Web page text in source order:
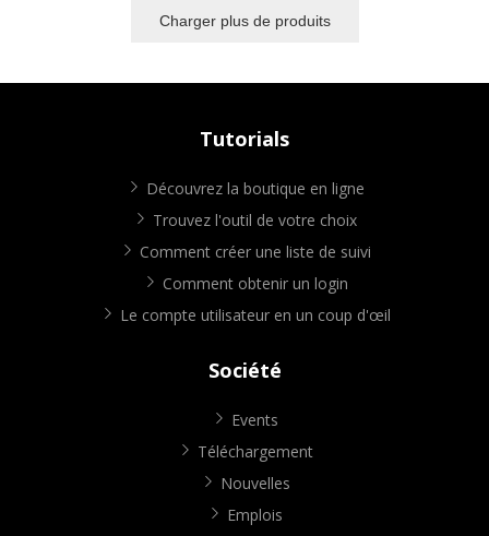
Charger plus de produits
Tutorials
Découvrez la boutique en ligne
Trouvez l'outil de votre choix
Comment créer une liste de suivi
Comment obtenir un login
Le compte utilisateur en un coup d'œil
Société
Events
Téléchargement
Nouvelles
Emplois